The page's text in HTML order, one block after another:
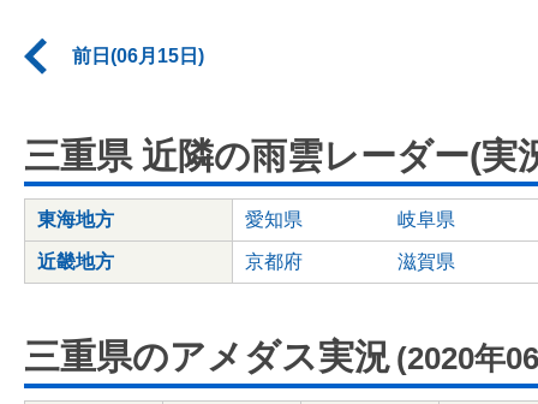
前日(06月15日)
三重県 近隣の雨雲レーダー(実
東海地方 愛知県 岐阜県
近畿地方 京都府 滋賀県
三重県のアメダス実況 (2020年